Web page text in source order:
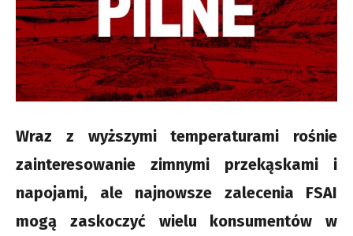
Wraz z wyższymi temperaturami rośnie
zainteresowanie zimnymi przekąskami i
napojami, ale najnowsze zalecenia FSAI
mogą zaskoczyć wielu konsumentów w